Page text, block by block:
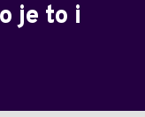
je to i